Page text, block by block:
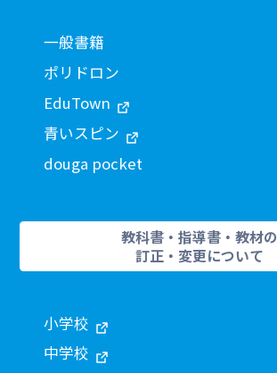
一般書籍
ポリドロン
EduTown
青いスピン
douga pocket
教科書・指導書・教材の
訂正・変更について
小学校
中学校